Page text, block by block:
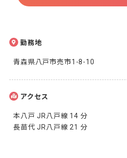
勤務地
青森県八戸市売市1-8-10
アクセス
本八戸 JR八戸線 14 分
長苗代 JR八戸線 21 分